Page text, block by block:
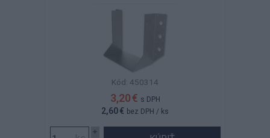
Kód: 450314
3,20 € s DPH
2,60 € bez DPH / ks